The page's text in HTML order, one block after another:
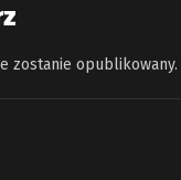
zostanie opublikowany.